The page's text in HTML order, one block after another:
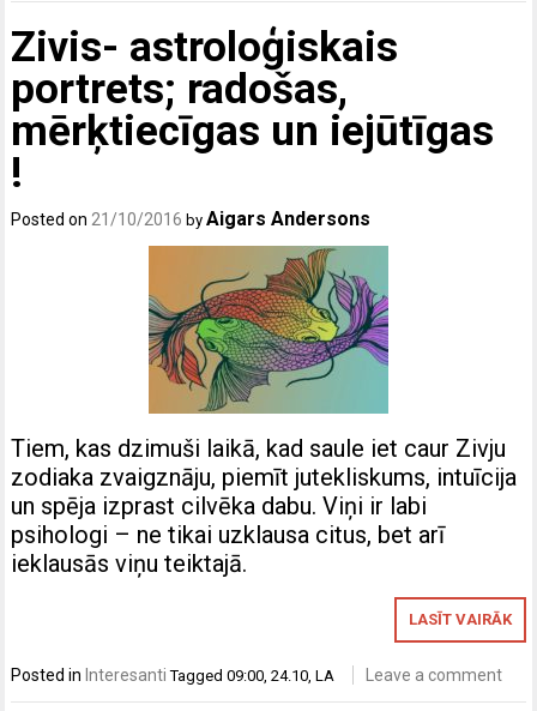
Zivis- astroloģiskais
portrets; radošas,
mērķtiecīgas un iejūtīgas
!
Posted on 21/10/2016 byAigars Andersons
Tiem, kas dzimuši laikā, kad saule iet caur Zivju
zodiaka zvaigznāju, piemīt jutekliskums, intuīcija
un spēja izprast cilvēka dabu. Viņi ir labi
psihologi – ne tikai uzklausa citus, bet arī
ieklausās viņu teiktajā.
LASĪT VAIRĀK
Posted in Interesanti Tagged09:00 ,24.10 ,LA Leave a comment